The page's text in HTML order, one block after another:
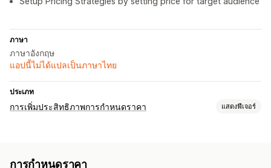
ภาษา
ภาษาอังกฤษ
แอปนี้ไม่ได้แปลเป็นภาษาไทย
ประเภท
การเพิ่มประสิทธิภาพการกำหนดราคา แสดงฟีเจอร์
การกำหนดราคา